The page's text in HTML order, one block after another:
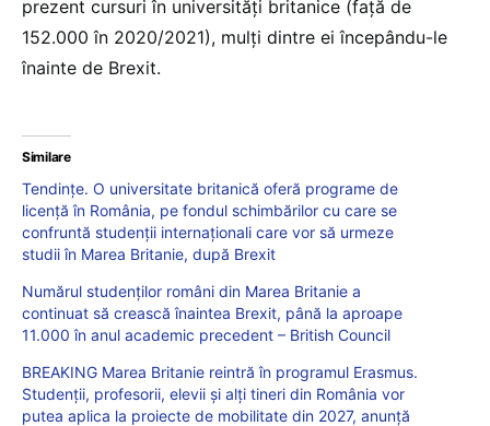
prezent cursuri în universităţi britanice (faţă de
152.000 în 2020/2021), mulţi dintre ei începându-le
înainte de Brexit.
Similare
Tendințe. O universitate britanică oferă programe de
licență în România, pe fondul schimbărilor cu care se
confruntă studenții internaționali care vor să urmeze
studii în Marea Britanie, după Brexit
Numărul studenților români din Marea Britanie a
continuat să crească înaintea Brexit, până la aproape
11.000 în anul academic precedent – British Council
BREAKING Marea Britanie reintră în programul Erasmus.
Studenții, profesorii, elevii și alți tineri din România vor
putea aplica la proiecte de mobilitate din 2027, anunță